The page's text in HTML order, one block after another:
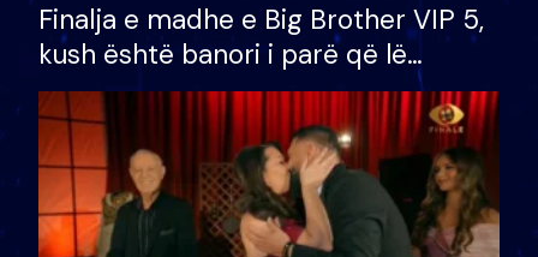
Finalja e madhe e Big Brother VIP 5,
kush është banori i parë që lë
shtëpinë dhe humb mundësinë për
të fituar çmimin e madh